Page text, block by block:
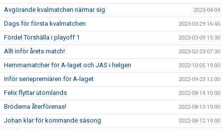
Avgörande kvalmatchen närmar sig 2023-04-04
Dags för första kvalmatchen 2023-03-29 16:45
Fördel Torshälla i playoff 1 2023-03-09 15:30
Allt inför årets match! 2023-02-23 07:30
Hemmamatcher för A-laget och JAS i helgen 2022-10-05 19:00
Inför seriepremiären för A-laget 2022-09-23 12:00
Felix flyttar utomlands 2022-08-14 10:00
Bröderna återförenas! 2022-08-13 19:00
Johan klar för kommande säsong 2022-08-12 19:00